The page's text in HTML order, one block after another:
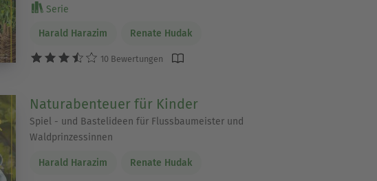
Serie
Harald Harazim Renate Hudak
10 Bewertungen
Naturabenteuer für Kinder
Spiel - und Bastelideen für Flussbaumeister und
Waldprinzessinnen
Harald Harazim Renate Hudak